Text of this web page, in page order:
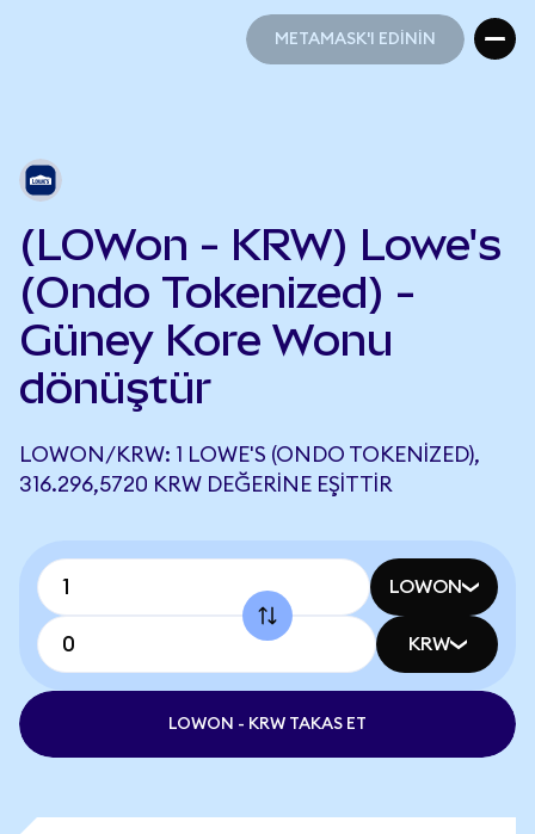
METAMASK'I EDİNİN
(LOWon - KRW) Lowe's
(Ondo Tokenized) -
Güney Kore Wonu
dönüştür
LOWON/KRW: 1 LOWE'S (ONDO TOKENIZED),
316.296,5720 KRW DEĞERINE EŞITTIR
LOWON
KRW
LOWON - KRW TAKAS ET